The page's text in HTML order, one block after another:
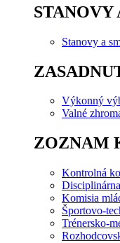
STANOVY
Stanovy a
Výkonný
Valné
ZOZNAM
Kontrolná
Komisia
Športovo-
Trénersko-